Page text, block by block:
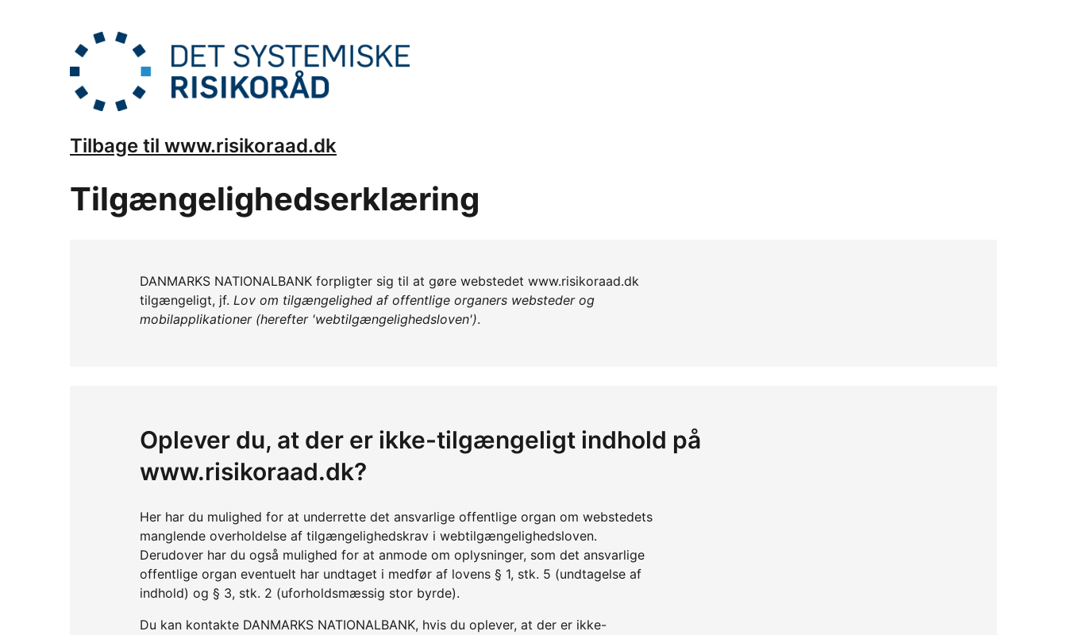
Tilbage til www.risikoraad.dk
Tilgængelighedserklæring
DANMARKS NATIONALBANK forpligter sig til at gøre webstedet www.risikoraad.dk
tilgængeligt, jf. Lov om tilgængelighed af offentlige organers websteder og
mobilapplikationer (herefter 'webtilgængelighedsloven').
Oplever du, at der er ikke-tilgængeligt indhold på
www.risikoraad.dk?
Her har du mulighed for at underrette det ansvarlige offentlige organ om webstedets
manglende overholdelse af tilgængelighedskrav i webtilgængelighedsloven.
Derudover har du også mulighed for at anmode om oplysninger, som det ansvarlige
offentlige organ eventuelt har undtaget i medfør af lovens § 1, stk. 5 (undtagelse af
indhold) og § 3, stk. 2 (uforholdsmæssig stor byrde).
Du kan kontakte DANMARKS NATIONALBANK, hvis du oplever, at der er ikke-